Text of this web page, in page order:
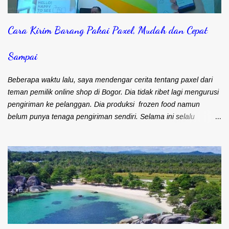
Cara Kirim Barang Pakai Paxel, Mudah dan Cepat
Sampai
Beberapa waktu lalu, saya mendengar cerita tentang paxel dari
teman pemilik online shop di Bogor. Dia tidak ribet lagi mengurusi
pengiriman ke pelanggan. Dia produksi frozen food namun
belum punya tenaga pengiriman sendiri. Selama ini selalu
Djohari Zein, CEO Paxel Indonesia Teman saya sebenarnya lebih
suka menggunakan kurir. Pengiriman cepat sampai ke
pelanggan. Satu kurir bisa langsung bawa banyak barang untuk
dikirim. Namun kendalanya, banyak pelanggan yang keberatan
karena ongkos kirim yang mahal. Maka sebagian besar
pengiriman barangnya menggunakan ojek online (ojol). Memang